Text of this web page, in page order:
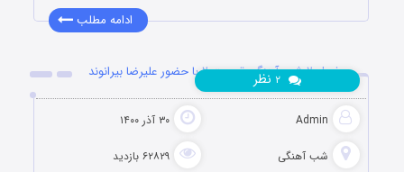
ادامه مطلب
فصل ۲ شب آهنگی قسمت ۲ با حضور علیرضا بیرانوند
Admin ۳۰ آذر ۱۴۰۰
شب آهنگی ۶۲۸۲۹ بازدید
۲ نظر